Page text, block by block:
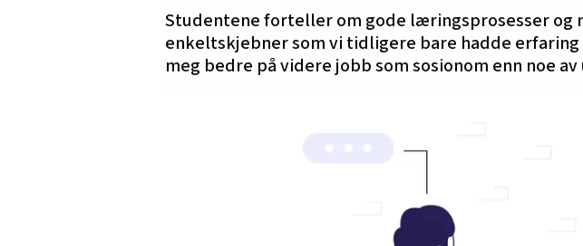
Studentene forteller om gode læringsprosesser og
enkeltskjebner som vi tidligere bare hadde
meg bedre på videre jobb som sosionom enn noe